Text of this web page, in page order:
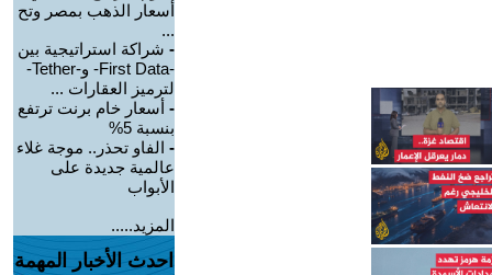
أسعار الذهب بمصر وتح
...
- شراكة استراتيجية بين
-First Data- و-Tether-
لترميز العقارات ...
- أسعار خام برنت ترتفع
بنسبة 5%
- الفاو تحذر.. موجة غلاء
عالمية جديدة على
الأبواب
المزيد.....
احدث الأخبار المهمة